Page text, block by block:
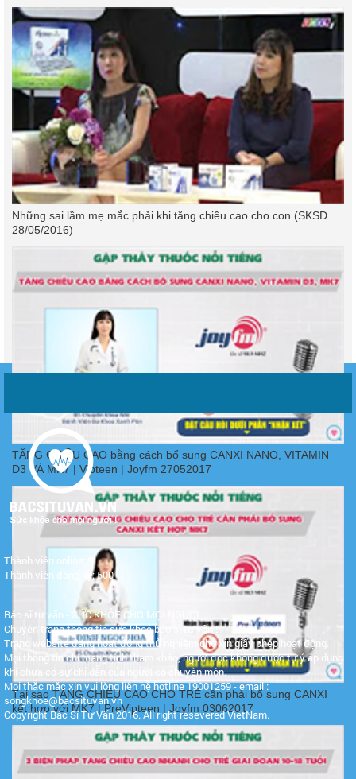
Những sai lầm mẹ mắc phải khi tăng chiều cao cho con (SKSĐ
28/05/2016)
TĂNG CHIỀU CAO bằng cách bổ sung CANXI NANO, VITAMIN
D3 VÀ MK7 | Vipteen | Joyfm 27052017
Tại sao TĂNG CHIỀU CAO CHO TRẺ cần phải bổ sung CANXI
kết hợp với MK7 | PreVipteen | Joyfm 03062017
Thành viên online: 9
Thành viên đăng ký: 500
Bác sĩ tư vấn - SỨC KHỎE CHO MỌI NGƯỜI
Chuyên trang thông tin sức khoẻ bác sĩ tư vấn !
Trang website đang hoạt động thử nghiệm chờ xin giấy phép hoạt động.
Mọi thông tin chỉ mang tính tham khảo, người đọc không được tự ý áp dụng
khi chưa có sự chỉ dẫn của người có chuyên môn.
Mọi thắc mắc xin vui lòng liên hệ hotline 19001259 - email :
songkhoe@bacsituvan.vn
Copyright Bác Sĩ Tư Vấn 2016. All right resevered VietNam.